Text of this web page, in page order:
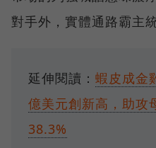
對手外，實體通路霸主
延伸閱讀： 蝦皮成金
億美元創新高，助攻
38.3%